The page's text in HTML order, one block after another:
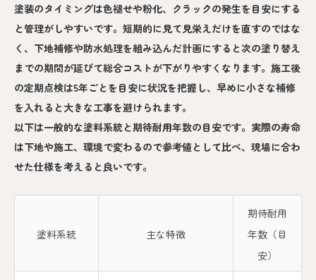
塗装のタイミングは色褪せや粉化、クラックの発生を目安にする
と管理がしやすいです。短期的に見て見栄えだけを直すのではな
く、下地補修や防水処理を組み込んだ計画にすると次の塗り替え
までの期間が延びて総合コストが下がりやすくなります。施工後
の定期点検は5年ごとを目安に状況を把握し、早めに小さな補修
を入れると大きな工事を避けられます。
以下は一般的な塗料系統と期待耐用年数の目安です。実際の寿命
は下地や施工、環境で変わるので参考値として比べ、現場に合わ
せた仕様を考えると良いです。
塗料系統 主な特徴
期待耐用
年数（目
安）